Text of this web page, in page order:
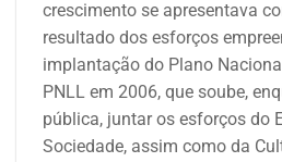
crescimento se apresentava
resultado dos esforços
implantação do Plano
PNLL em 2006, que soube,
pública, juntar os esforços do
Sociedade, assim como da